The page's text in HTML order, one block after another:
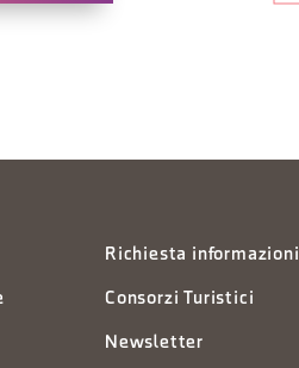
Richiesta informazioni
Consorzi Turistici
Newsletter